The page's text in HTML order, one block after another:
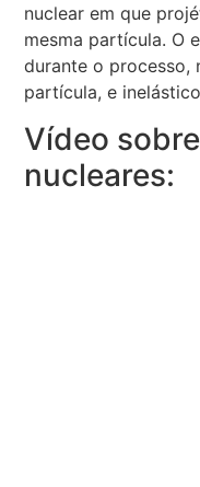
nuclear em que
mesma partícula. O
durante o processo,
partícula, e
Vídeo
nucleares: